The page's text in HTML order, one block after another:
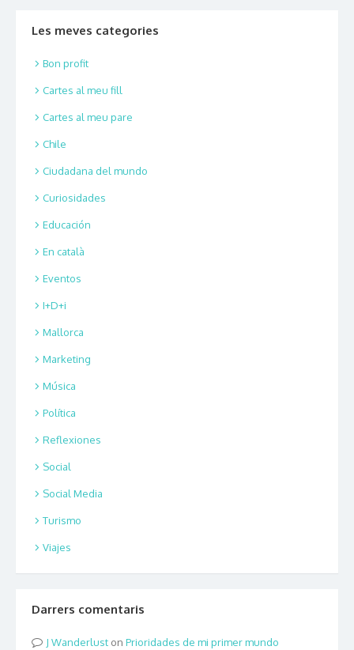
Les meves categories
Bon profit
Cartes al meu fill
Cartes al meu pare
Chile
Ciudadana del mundo
Curiosidades
Educación
En català
Eventos
I+D+i
Mallorca
Marketing
Música
Política
Reflexiones
Social
Social Media
Turismo
Viajes
Darrers comentaris
Wanderluston Prioridades de mi primer mundo